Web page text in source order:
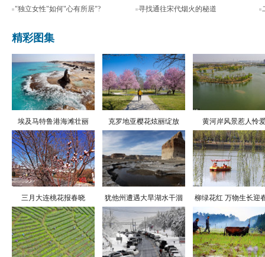
"独立女性"如何"心有所居"?
寻找通往宋代烟火的秘道
精彩图集
埃及马特鲁港海滩壮丽 克罗地亚樱花炫丽绽放 黄河岸风景惹人怜
三月大连桃花报春晓 犹他州遭遇大旱湖水干涸 柳绿花红 万物生长迎